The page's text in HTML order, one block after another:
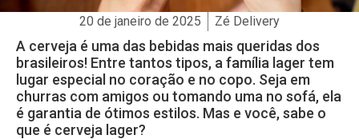
20 de janeiro de 2025 Zé Delivery
A cerveja é uma das bebidas mais queridas dos
brasileiros! Entre tantos tipos, a família lager tem
lugar especial no coração e no copo. Seja em
churras com amigos ou tomando uma no sofá, ela
é garantia de ótimos estilos. Mas e você, sabe o
que é cerveja lager?